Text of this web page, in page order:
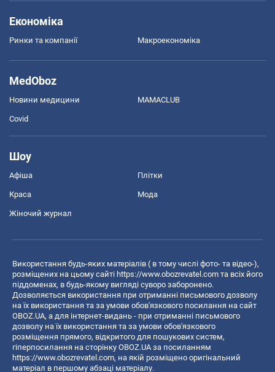
Економіка
Ринки та компанії Макроекономіка
MedOboz
Новини медицини MAMACLUB
Covid
Шоу
Афіша Плітки
Краса Мода
Жіночий журнал
Використання будь-яких матеріалів ( в тому числі фото- та відео-),
розміщених на цьому сайті https://www.obozrevatel.com та всіх його
піддоменах, в будь-якому вигляді суворо заборонено.
Дозволяється використання при отриманні письмового дозволу
на їх використання та за умови обов'язкового посилання на сайт
OBOZ.UA, а для інтернет-видань - при отриманні письмового
дозволу на їх використання та за умови обов'язкового
розміщення прямого, відкритого для пошукових систем,
гіперпосилання на сторінку OBOZ.UA за посиланням
https://www.obozrevatel.com, на якій розміщено оригінальний
матеріал в першому абзаці матеріалу.